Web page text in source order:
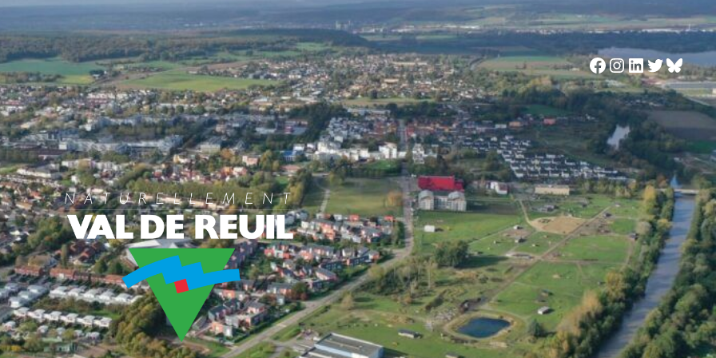
Facebook
Instagram
LinkedIn
Twitter